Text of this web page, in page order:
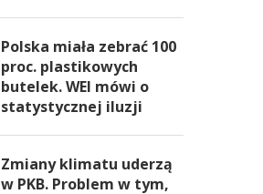
Polska miała zebrać 100
proc. plastikowych
butelek. WEI mówi o
statystycznej iluzji
Zmiany klimatu uderzą
w PKB. Problem w tym,